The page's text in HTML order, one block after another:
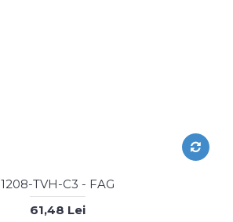
1208-TVH-C3 - FAG
61,48 Lei